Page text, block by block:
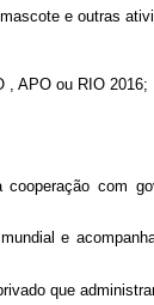
e outras
, APO ou RIO 2016;
com
e
que